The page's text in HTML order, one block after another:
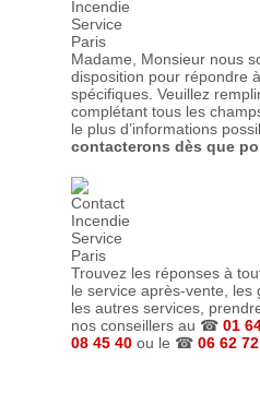
Madame, Monsieur nous
disposition pour répondre
spécifiques. Veuillez
complétant tous les
le plus d’informations
contacterons dès que
Trouvez les réponses à
le service après-vente, les
les autres services,
nos conseillers au ☎ 01
08 45 40 ou le ☎ 06 62